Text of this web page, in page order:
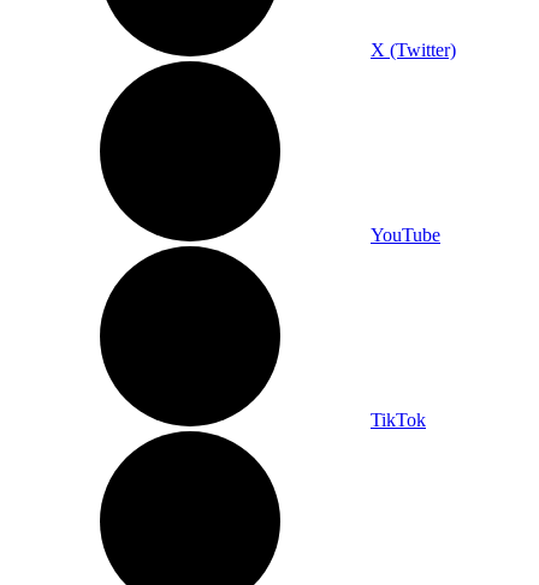
X (Twitter)
YouTube
TikTok